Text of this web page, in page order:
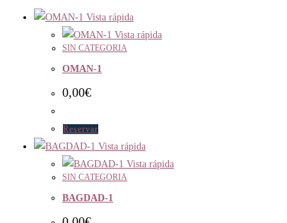
Vista rápida
Vista rápida
SIN CATEGORIA
OMAN-1
0,00€
Reservar
Vista rápida
Vista rápida
SIN CATEGORIA
BAGDAD-1